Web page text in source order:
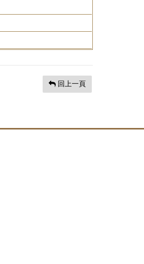
回上一頁